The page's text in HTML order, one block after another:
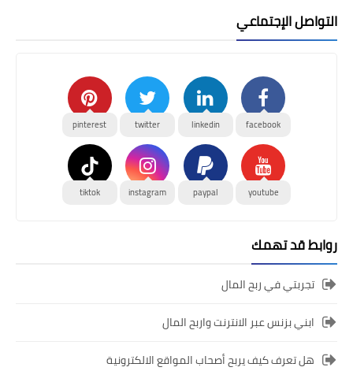
التواصل الإجتماعي
facebook
linkedin
twitter
pinterest
youtube
paypal
instagram
tiktok
روابط قد تهمك
تجربتي في ربح المال
ابني بزنس عبر الانترنت واربح المال
هل تعرف كيف يربح أصحاب المواقع الالكترونية